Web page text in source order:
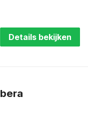
Details bekijken